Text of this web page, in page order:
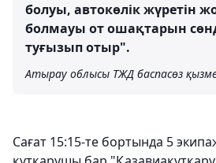
болуы, автокөлік жүретін
болмауы от ошақтарын
туғызып отыр".
Атырау облысы ТЖД баспасөз
Сағат 15:15-те бортында 5